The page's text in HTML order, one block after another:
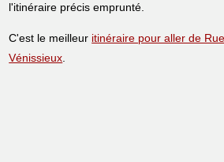
l'itinéraire précis emprunté.
C'est le meilleur itinéraire pour aller de
Vénissieux.